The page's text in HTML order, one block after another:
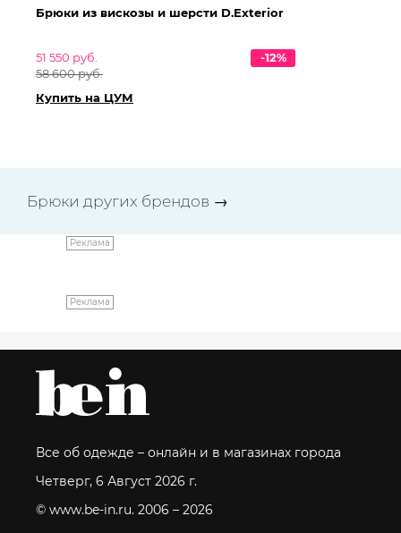
Брюки из вискозы и шерсти D.Exterior
51 550 руб.
58 600 руб.
-12%
Купить на ЦУМ
Брюки других брендов →
Реклама
Реклама
Все об одежде – онлайн и в магазинах города
Четверг, 6 Август 2026 г.
© www.be-in.ru. 2006 – 2026